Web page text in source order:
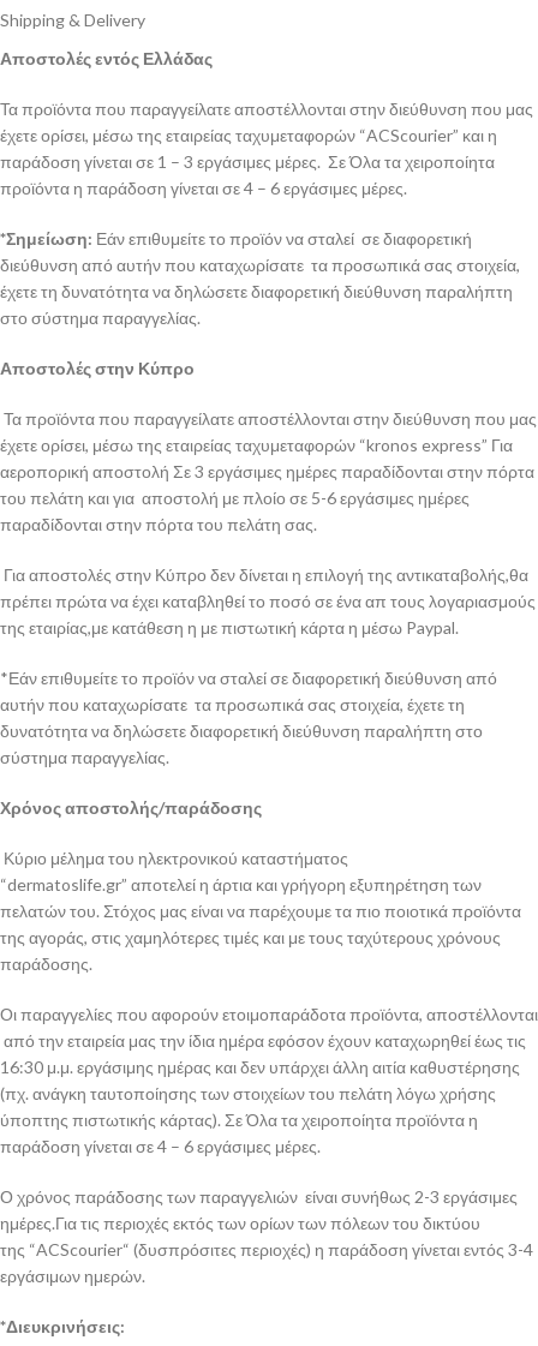
Shipping & Delivery
Αποστολές εντός Ελλάδας
Τα προϊόντα που παραγγείλατε αποστέλλονται στην διεύθυνση που μας
έχετε ορίσει, μέσω της εταιρείας ταχυμεταφορών “ACScourier” και η
παράδοση γίνεται σε 1 – 3 εργάσιμες μέρες. Σε Όλα τα χειροποίητα
προϊόντα η παράδοση γίνεται σε 4 – 6 εργάσιμες μέρες.
*Σημείωση: Εάν επιθυμείτε το προϊόν να σταλεί σε διαφορετική
διεύθυνση από αυτήν που καταχωρίσατε τα προσωπικά σας στοιχεία,
έχετε τη δυνατότητα να δηλώσετε διαφορετική διεύθυνση παραλήπτη
στο σύστημα παραγγελίας.
Αποστολές στην Κύπρο
Τα προϊόντα που παραγγείλατε αποστέλλονται στην διεύθυνση που μας
έχετε ορίσει, μέσω της εταιρείας ταχυμεταφορών “kronos express” Για
αεροπορική αποστολή Σε 3 εργάσιμες ημέρες παραδίδονται στην πόρτα
του πελάτη και για αποστολή με πλοίο σε 5-6 εργάσιμες ημέρες
παραδίδονται στην πόρτα του πελάτη σας.
Για αποστολές στην Κύπρο δεν δίνεται η επιλογή της αντικαταβολής,θα
πρέπει πρώτα να έχει καταβληθεί το ποσό σε ένα απ τους λογαριασμούς
της εταιρίας,με κατάθεση η με πιστωτική κάρτα η μέσω Paypal.
*Εάν επιθυμείτε το προϊόν να σταλεί σε διαφορετική διεύθυνση από
αυτήν που καταχωρίσατε τα προσωπικά σας στοιχεία, έχετε τη
δυνατότητα να δηλώσετε διαφορετική διεύθυνση παραλήπτη στο
σύστημα παραγγελίας.
Χρόνος αποστολής/παράδοσης
Κύριο μέλημα του ηλεκτρονικού καταστήματος
“dermatoslife.gr” αποτελεί η άρτια και γρήγορη εξυπηρέτηση των
πελατών του. Στόχος μας είναι να παρέχουμε τα πιο ποιοτικά προϊόντα
της αγοράς, στις χαμηλότερες τιμές και με τους ταχύτερους χρόνους
παράδοσης.
Οι παραγγελίες που αφορούν ετοιμοπαράδοτα προϊόντα, αποστέλλονται
από την εταιρεία μας την ίδια ημέρα εφόσον έχουν καταχωρηθεί έως τις
16:30 μ.μ. εργάσιμης ημέρας και δεν υπάρχει άλλη αιτία καθυστέρησης
(πχ. ανάγκη ταυτοποίησης των στοιχείων του πελάτη λόγω χρήσης
ύποπτης πιστωτικής κάρτας). Σε Όλα τα χειροποίητα προϊόντα η
παράδοση γίνεται σε 4 – 6 εργάσιμες μέρες.
Ο χρόνος παράδοσης των παραγγελιών είναι συνήθως 2-3 εργάσιμες
ημέρες.Για τις περιοχές εκτός των ορίων των πόλεων του δικτύου
της “ACScourier“ (δυσπρόσιτες περιοχές) η παράδοση γίνεται εντός 3-4
εργάσιμων ημερών.
*Διευκρινήσεις: